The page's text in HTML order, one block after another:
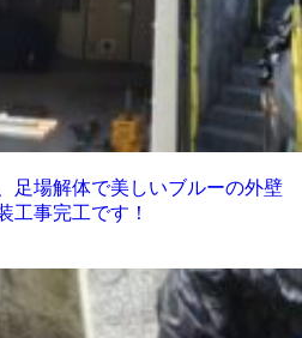
足場解体で美しいブルーの外壁
工事完工です！